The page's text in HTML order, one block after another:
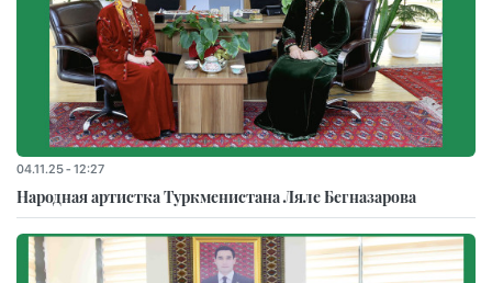
04.11.25 - 12:27
Народная артистка Туркменистана Ляле Бегназарова